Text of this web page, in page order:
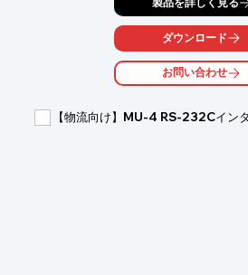
が発生する可能性があります。フィジカ
10W未満の低消費電力で生成AIを含む高
させ、リアルタイムな判断と制御を実現し
【活用シーン】
・物流・倉庫における自律搬送ロボット
【導入の効果】
ダウンロード
お問い合わせ
【物流向け】MU-4 RS-232Cイン